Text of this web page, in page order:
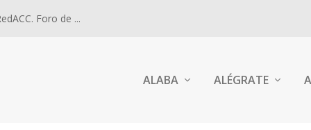
Foro de ...
ALABA ALÉGRATE